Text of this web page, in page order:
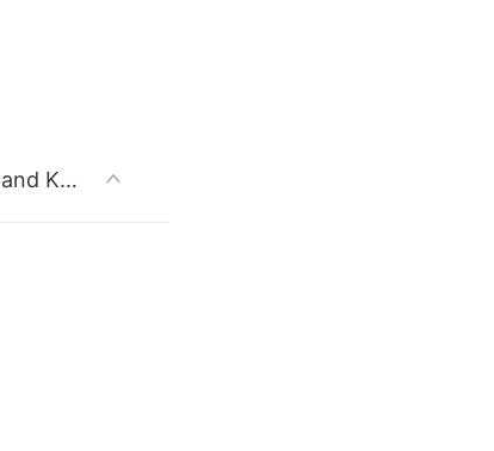
第1周 支路变量、元件、KCL和KVL( Branch variables, elements, KCL, and KVL) 